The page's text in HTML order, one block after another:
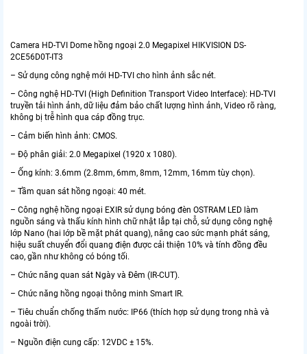
Camera HD-TVI Dome hồng ngoại 2.0 Megapixel HIKVISION DS-
2CE56D0T-IT3
– Sử dụng công nghệ mới HD-TVI cho hình ảnh sắc nét.
– Công nghệ HD-TVI (High Definition Transport Video Interface): HD-TVI
truyền tải hình ảnh, dữ liệu đảm bảo chất lượng hình ảnh, Video rõ ràng,
không bị trễ hình qua cáp đồng trục.
– Cảm biến hình ảnh: CMOS.
– Độ phân giải: 2.0 Megapixel (1920 x 1080).
– Ống kính: 3.6mm (2.8mm, 6mm, 8mm, 12mm, 16mm tùy chọn).
– Tầm quan sát hồng ngoại: 40 mét.
– Công nghệ hồng ngoại EXIR sử dụng bóng đèn OSTRAM LED làm
nguồn sáng và thấu kính hình chữ nhật lắp tại chỗ, sử dụng công nghệ
lớp Nano (hai lớp bề mặt phát quang), nâng cao sức mạnh phát sáng,
hiệu suất chuyển đổi quang điện được cải thiện 10% và tính đồng đều
cao, gần như không có bóng tối.
– Chức năng quan sát Ngày và Đêm (IR-CUT).
– Chức năng hồng ngoại thông minh Smart IR.
– Tiêu chuẩn chống thấm nước: IP66 (thích hợp sử dụng trong nhà và
ngoài trời).
– Nguồn điện cung cấp: 12VDC ± 15%.